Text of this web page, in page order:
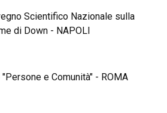
Scientifico Nazionale sulla
di Down - NAPOLI
"Persone e Comunità" - ROMA